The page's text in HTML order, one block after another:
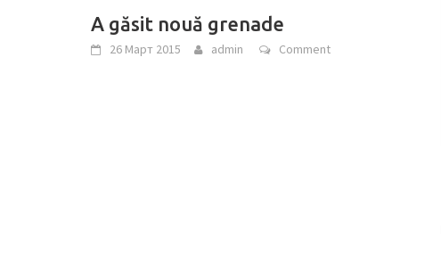
A găsit nouă grenade
26 Март 2015 admin Comment